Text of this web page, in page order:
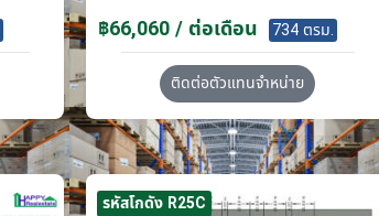
฿66,060 / ต่อเดือน 734 ตรม.
ติดต่อตัวแทนจำหน่าย
รหัสโกดัง R25C